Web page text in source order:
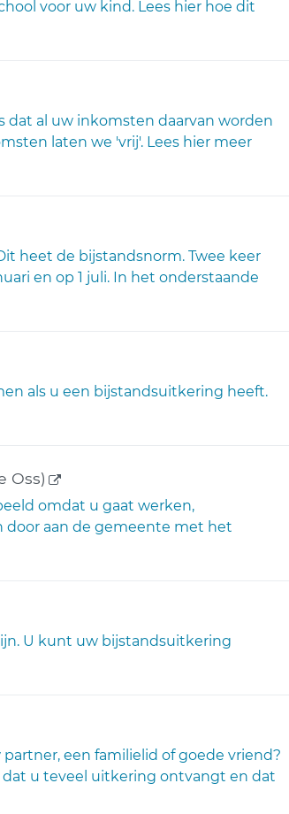
voor uw kind. Lees hier hoe dit
link)
al uw inkomsten daarvan worden
laten we 'vrij'. Lees hier meer
link)
heet de bijstandsnorm. Twee keer
en op 1 juli. In het onderstaande
als u een bijstandsuitkering heeft.
Oss) (externe link)
omdat u gaat werken,
door aan de gemeente met het
link)
U kunt uw bijstandsuitkering
een familielid of goede vriend?
u teveel uitkering ontvangt en dat